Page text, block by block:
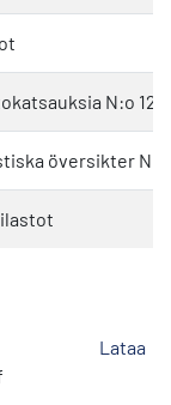
N:o 12
översikter Nr
Lataa